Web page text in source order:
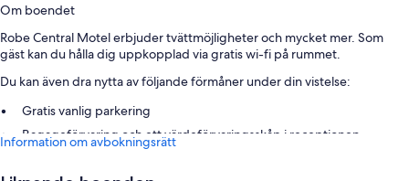
Om boendet
Robe Central Motel erbjuder tvättmöjligheter och mycket mer. Som
gäst kan du hålla dig uppkopplad via gratis wi-fi på rummet.
Du kan även dra nytta av följande förmåner under din vistelse:
Gratis vanlig parkering
Bagageförvaring och ett värdeförvaringsskåp i receptionen
personalen
Information om avbokningsrätt